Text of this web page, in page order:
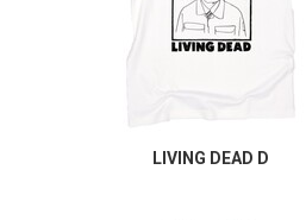
LIVING DEAD D